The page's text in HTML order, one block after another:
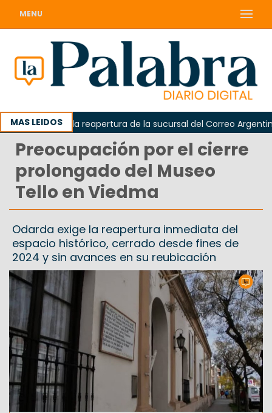
MENU
MAS LEIDOS
reclamó la reapertura de la sucursal del Correo Argentino
Preocupación por el cierre
prolongado del Museo
Tello en Viedma
Odarda exige la reapertura inmediata del
espacio histórico, cerrado desde fines de
2024 y sin avances en su reubicación